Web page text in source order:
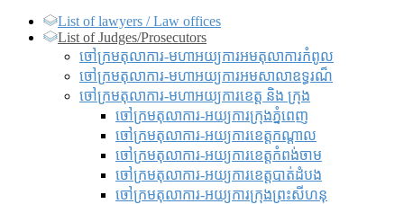
List of lawyers / Law offices
List of Judges/Prosecutors
ចៅក្រមតុលាការ-មហាអយ្យការអមតុលាការកំពូល
ចៅក្រមតុលាការ-មហាអយ្យការអមសាលាឧទ្ធរណ៏
ចៅក្រមតុលាការ-មហាអយ្យការខេត្ត និង ក្រុង
ចៅក្រមតុលាការ-អយ្យការក្រុងភ្នំពេញ
ចៅក្រមតុលាការ-អយ្យការខេត្តកណ្តាល
ចៅក្រមតុលាការ-អយ្យការខេត្តកំពង់ចាម
ចៅក្រមតុលាការ-អយ្យការខេត្តបាត់ដំបង
ចៅក្រមតុលាការ-អយ្យការ​ក្រុងព្រះសីហនុ